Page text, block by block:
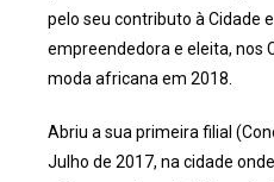
pelo seu contributo à Cidade
empreendedora e eleita, nos
moda africana em 2018.
Abriu a sua primeira filial
Julho de 2017, na cidade